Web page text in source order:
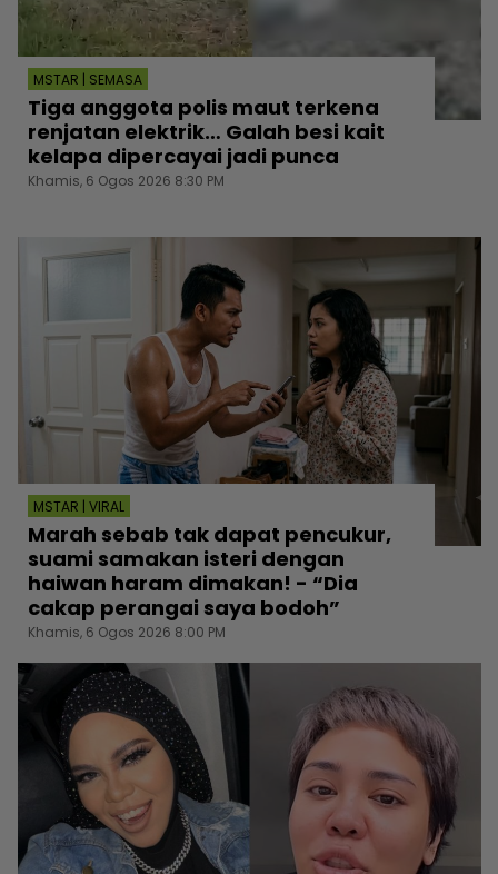
MSTAR | SEMASA
Tiga anggota polis maut terkena
renjatan elektrik… Galah besi kait
kelapa dipercayai jadi punca
Khamis, 6 Ogos 2026 8:30 PM
MSTAR | VIRAL
Marah sebab tak dapat pencukur,
suami samakan isteri dengan
haiwan haram dimakan! - “Dia
cakap perangai saya bodoh”
Khamis, 6 Ogos 2026 8:00 PM